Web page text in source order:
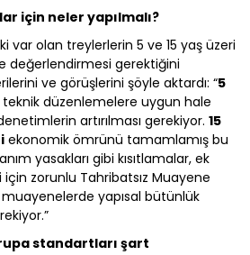
için neler yapılmalı?
var olan treylerlerin 5 ve 15 yaş üzeri
değerlendirmesi gerektiğini
ve görüşlerini şöyle aktardı: “5
teknik düzenlemelere uygun hale
artırılması gerekiyor. 15
ekonomik ömrünü tamamlamış bu
yasakları gibi kısıtlamalar, ek
zorunlu Tahribatsız Muayene
yapısal bütünlük
standartları şart